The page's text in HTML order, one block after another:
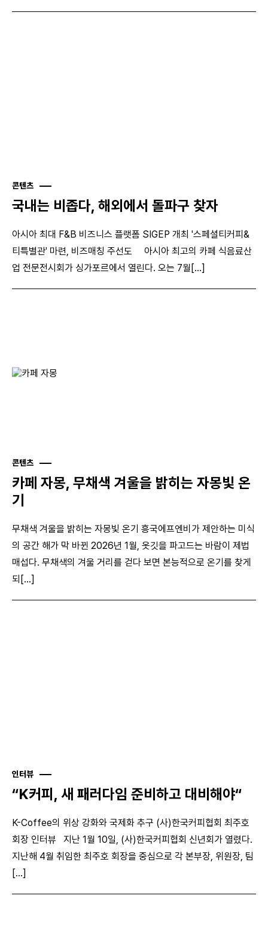
콘텐츠
국내는 비좁다, 해외에서 돌파구 찾자
아시아 최대 F&B 비즈니스 플랫폼 SIGEP 개최 '스페셜티커피&
티특별관' 마련, 비즈매칭 주선도 아시아 최고의 카페 식음료산
업 전문전시회가 싱가포르에서 열린다. 오는 7월[...]
콘텐츠
카페 자몽, 무채색 겨울을 밝히는 자몽빛 온
기
무채색 겨울을 밝히는 자몽빛 온기 흥국에프엔비가 제안하는 미식
의 공간 해가 막 바뀐 2026년 1월, 옷깃을 파고드는 바람이 제법
매섭다. 무채색의 겨울 거리를 걷다 보면 본능적으로 온기를 찾게
되[...]
인터뷰
“K커피, 새 패러다임 준비하고 대비해야“
K-Coffee의 위상 강화와 국제화 추구 (사)한국커피협회 최주호
회장 인터뷰 지난 1월 10일, (사)한국커피협회 신년회가 열렸다.
지난해 4월 취임한 최주호 회장을 중심으로 각 본부장, 위원장, 팀
[...]